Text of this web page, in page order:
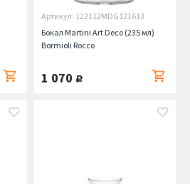
Артикул: 122112MDG121613
Бокал Martini Art Deco (235 мл)
Bormioli Rocco
1 070 руб.